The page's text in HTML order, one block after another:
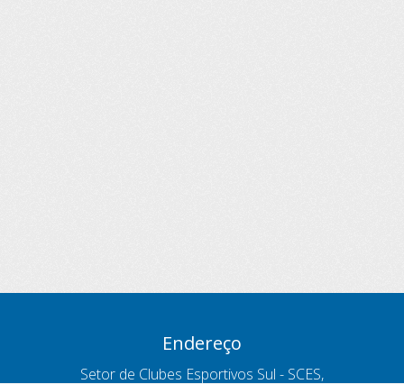
Endereço
Setor de Clubes Esportivos Sul - SCES,